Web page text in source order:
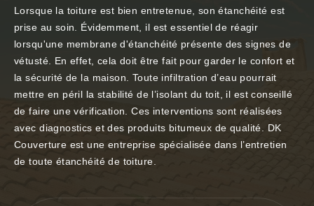
Lorsque la toiture est bien entretenue, son étanchéité est
prise au soin. Évidemment, il est essentiel de réagir
lorsqu'une membrane d'étanchéité présente des signes de
vétusté. En effet, cela doit être fait pour garder le confort et
la sécurité de la maison. Toute infiltration d’eau pourrait
mettre en péril la stabilité de l’isolant du toit, il est conseillé
de faire une vérification. Ces interventions sont réalisées
avec diagnostics et des produits bitumeux de qualité. DK
Couverture est une entreprise spécialisée dans l’entretien
de toute étanchéité de toiture.